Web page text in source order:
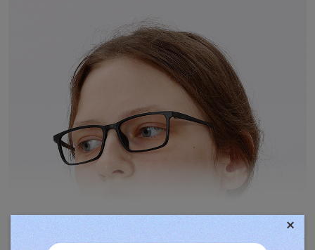
TOVÁBBIAK MEGJELENÍTÉSE ×